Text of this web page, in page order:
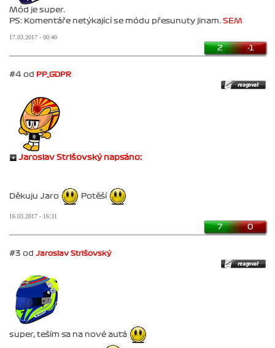
Mód je super.
PS: Komentáře netýkající se módu přesunuty jinam. SEM
17.03.2017 - 00:40
2 -1
#4 od PP_GDPR
Jaroslav Strišovský napsáno:
Děkuju Jaro Potěší
16.03.2017 - 16:31
7 0
#3 od Jaroslav Strišovský
super, teším sa na nové autá